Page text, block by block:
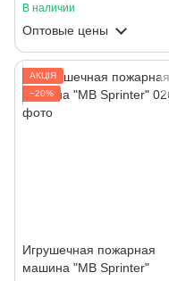
прицепом для перевозки
лошадей, лошадка и
В наличии
Оптовые цены
АКЦІЯ
−20%
Игрушечная пожарная
машина "MB Sprinter"